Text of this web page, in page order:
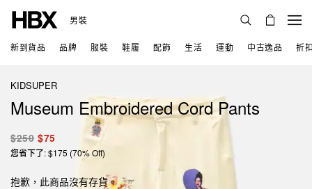
男裝
新到貨品 品牌 服裝 鞋履 配飾 生活 運動 中古逸品 折
KIDSUPER
Museum Embroidered Cord Pants
$250 $75
您省下了: $175 (70% Off)
抱歉，此商品沒有存貨。